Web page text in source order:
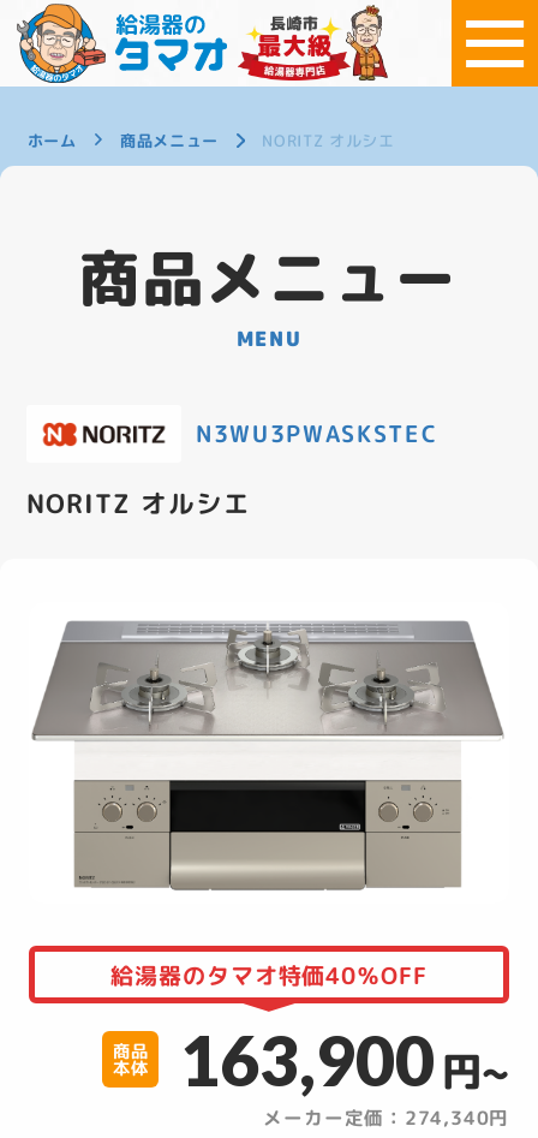
ホーム 商品メニュー NORITZ オルシエ
商品メニュー
MENU
N3WU3PWASKSTEC
NORITZ オルシエ
給湯器のタマオ特価40％OFF
商品
本体 163,900円~
メーカー定価：274,340円